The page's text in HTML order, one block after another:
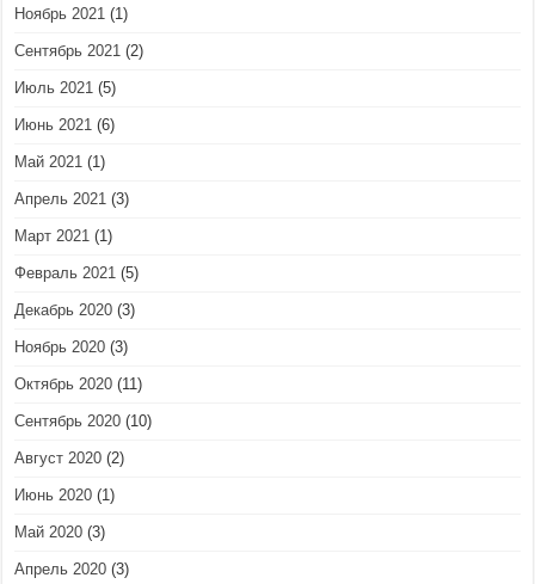
Ноябрь 2021 (1)
Сентябрь 2021 (2)
Июль 2021 (5)
Июнь 2021 (6)
Май 2021 (1)
Апрель 2021 (3)
Март 2021 (1)
Февраль 2021 (5)
Декабрь 2020 (3)
Ноябрь 2020 (3)
Октябрь 2020 (11)
Сентябрь 2020 (10)
Август 2020 (2)
Июнь 2020 (1)
Май 2020 (3)
Апрель 2020 (3)